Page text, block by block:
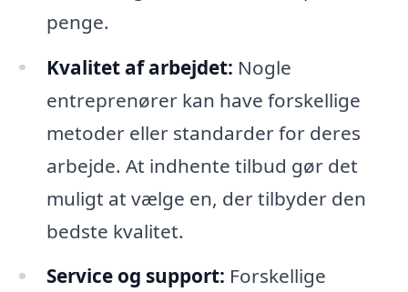
penge.
Kvalitet af arbejdet: Nogle
entreprenører kan have forskellige
metoder eller standarder for deres
arbejde. At indhente tilbud gør det
muligt at vælge en, der tilbyder den
bedste kvalitet.
Service og support: Forskellige